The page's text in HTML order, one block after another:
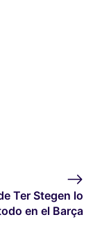
Ter Stegen lo
en el Barça